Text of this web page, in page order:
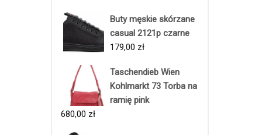
Buty męskie skórzane
casual 2121p czarne
179,00 zł
Taschendieb Wien
Kohlmarkt 73 Torba na
ramię pink
680,00 zł